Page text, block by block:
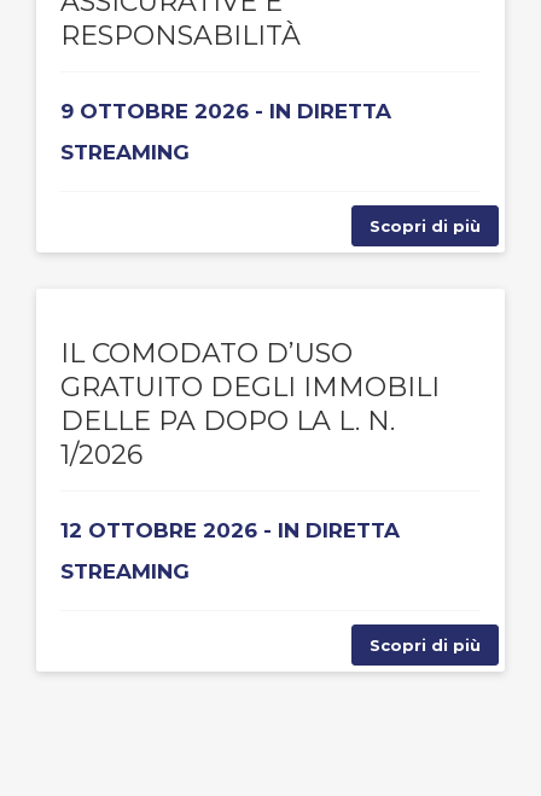
RESPONSABILITÀ
9 OTTOBRE 2026 - IN DIRETTA
STREAMING
Scopri di più
IL COMODATO D’USO
GRATUITO DEGLI IMMOBILI
DELLE PA DOPO LA L. N.
1/2026
12 OTTOBRE 2026 - IN DIRETTA
STREAMING
Scopri di più